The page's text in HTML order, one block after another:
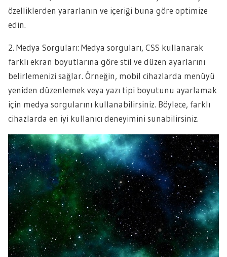
özelliklerden yararlanın ve içeriği buna göre optimize
edin.
2. Medya Sorguları: Medya sorguları, CSS kullanarak
farklı ekran boyutlarına göre stil ve düzen ayarlarını
belirlemenizi sağlar. Örneğin, mobil cihazlarda menüyü
yeniden düzenlemek veya yazı tipi boyutunu ayarlamak
için medya sorgularını kullanabilirsiniz. Böylece, farklı
cihazlarda en iyi kullanıcı deneyimini sunabilirsiniz.